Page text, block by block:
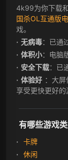
4k99为你下载
国杀OL互通版
戏。
无病毒：已通
体积小：电脑
安全下载：已
体验好 ：大
享受更快更好的
有哪些游戏
卡牌
休闲